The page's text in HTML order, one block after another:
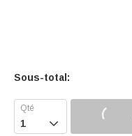
Sous-total:
